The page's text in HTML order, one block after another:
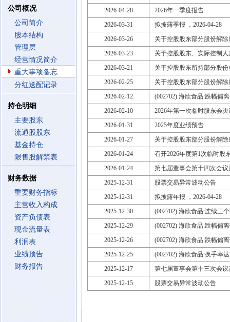
公司概况
公司简介
股本结构
管理层
经营情况简介
重大事项备忘
分红送配记录
持仓明细
主要股东
流通股股东
基金持仓
限售股解禁表
财务数据
重要财务指标
主营收入构成
资产负债表
现金流量表
利润表
业绩预告
财务报告
2026-04-28
2026年一季度报告
2026-03-31
拟披露季报 ，2026-04-28
2026-03-26
关于控股股东部分股份解
2026-03-23
关于控股股东、实际控制
2026-03-21
关于控股股东所持部分股
2026-02-25
关于控股股东部分股份解
2026-02-12
(002702) 海欣食品:跌幅偏
2026-02-10
2026年第一次临时股东会
2026-01-31
2025年度业绩预告
2026-01-27
关于控股股东部分股份解
2026-01-24
召开2026年度第1次临时股
2026-01-24
第七届董事会第十四次会议
2025-12-31
股票交易异常波动公告
2025-12-31
拟披露年报 ，2026-04-28
2025-12-30
(002702) 海欣食品:连续三
2025-12-29
(002702) 海欣食品:跌幅偏
2025-12-26
(002702) 海欣食品:跌幅偏
2025-12-25
(002702) 海欣食品:换手率
2025-12-17
第七届董事会第十三次会议
2025-12-15
股票交易异常波动公告